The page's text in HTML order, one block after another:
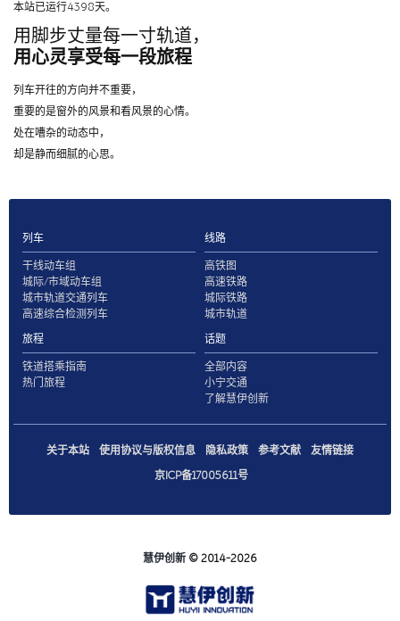
本站已运行4398天。
用脚步丈量每一寸轨道，
用心灵享受每一段旅程
列车开往的方向并不重要，
重要的是窗外的风景和看风景的心情。
处在嘈杂的动态中，
却是静而细腻的心思。
列车
干线动车组
城际/市域动车组
城市轨道交通列车
高速综合检测列车
线路
高铁图
高速铁路
城际铁路
城市轨道
旅程
铁道搭乘指南
热门旅程
话题
全部内容
小宁交通
了解慧伊创新
关于本站 使用协议与版权信息 隐私政策 参考文献
友情链接
京ICP备17005611号
慧伊创新 © 2014-2026